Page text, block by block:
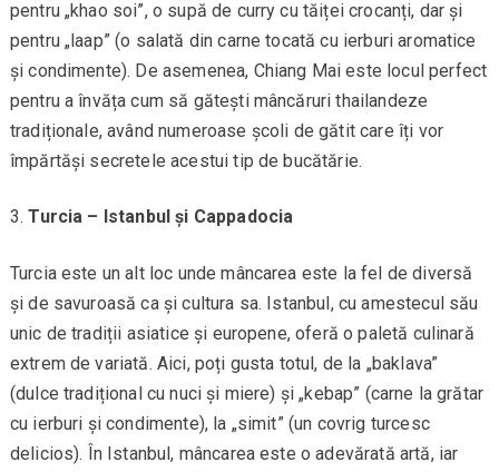
pentru „khao soi”, o supă de curry cu tăiței crocanți, dar și
pentru „laap” (o salată din carne tocată cu ierburi aromatice
și condimente). De asemenea, Chiang Mai este locul perfect
pentru a învăța cum să gătești mâncăruri thailandeze
tradiționale, având numeroase școli de gătit care îți vor
împărtăși secretele acestui tip de bucătărie.
Turcia – Istanbul și Cappadocia
Turcia este un alt loc unde mâncarea este la fel de diversă
și de savuroasă ca și cultura sa. Istanbul, cu amestecul său
unic de tradiții asiatice și europene, oferă o paletă culinară
extrem de variată. Aici, poți gusta totul, de la „baklava”
(dulce tradițional cu nuci și miere) și „kebap” (carne la grătar
cu ierburi și condimente), la „simit” (un covrig turcesc
delicios). În Istanbul, mâncarea este o adevărată artă, iar